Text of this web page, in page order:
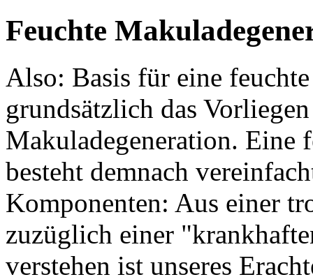
Feuchte
Also: Basis für eine
grundsätzlich das
Makuladegeneration. Eine
besteht demnach
Komponenten: Aus einer
zuzüglich einer
verstehen ist unseres